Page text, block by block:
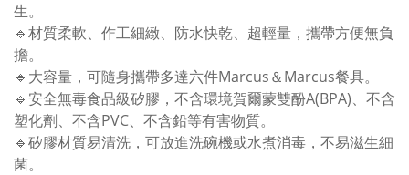
生。
🔹材質柔軟、作工細緻、防水快乾、超輕量，攜帶方便無負
擔。
🔹大容量，可隨身攜帶多達六件Marcus＆Marcus餐具。
🔹安全無毒食品級矽膠，不含環境賀爾蒙雙酚A(BPA)、不含
塑化劑、不含PVC、不含鉛等有害物質。
🔹矽膠材質易清洗，可放進洗碗機或水煮消毒，不易滋生細
菌。